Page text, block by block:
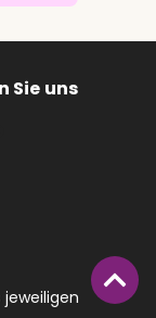
Sie uns